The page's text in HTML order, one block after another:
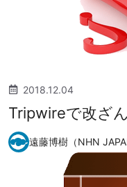
2018.12.04
Tripwireで改ざ
遠藤博樹（NHN